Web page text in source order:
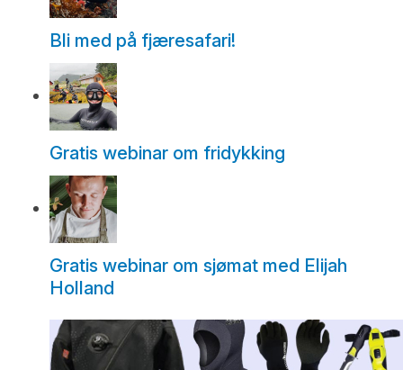
Bli med på fjæresafari!
Gratis webinar om fridykking
Gratis webinar om sjømat med Elijah
Holland